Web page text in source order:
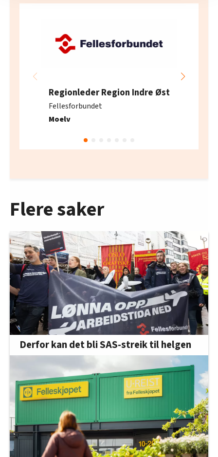
Regionleder Region Indre Øst
Fellesforbundet
Moelv
Flere saker
Derfor kan det bli SAS-streik til helgen